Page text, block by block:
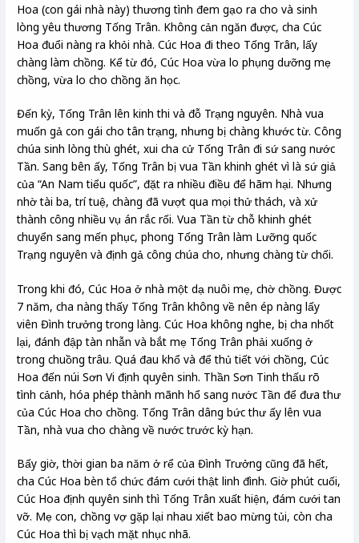
Hoa (con gái nhà này) thương tình đem gạo ra cho và sinh
lòng yêu thương Tống Trân. Không cản ngăn được, cha Cúc
Hoa đuổi nàng ra khỏi nhà. Cúc Hoa đi theo Tống Trân, lấy
chàng làm chồng. Kể từ đó, Cúc Hoa vừa lo phụng dưỡng mẹ
chồng, vừa lo cho chồng ăn học.
Đến kỳ, Tống Trân lên kinh thi và đỗ Trạng nguyên. Nhà vua
muốn gả con gái cho tân trạng, nhưng bị chàng khước từ. Công
chúa sinh lòng thù ghét, xui cha cử Tống Trân đi sứ sang nước
Tần. Sang bên ấy, Tống Trân bị vua Tần khinh ghét vì là sứ giả
của “An Nam tiểu quốc”, đặt ra nhiều điều để hãm hại. Nhưng
nhờ tài ba, trí tuệ, chàng đã vượt qua mọi thử thách, và xử
thành công nhiều vụ án rắc rối. Vua Tần từ chỗ khinh ghét
chuyển sang mến phục, phong Tống Trân làm Lưỡng quốc
Trạng nguyên và định gả công chúa cho, nhưng chàng từ chối.
Trong khi đó, Cúc Hoa ở nhà một dạ nuôi mẹ, chờ chồng. Được
7 năm, cha nàng thấy Tống Trân không về nên ép nàng lấy
viên Đình trưởng trong làng. Cúc Hoa không nghe, bị cha nhốt
lại, đánh đập tàn nhẫn và bắt mẹ Tống Trân phải xuống ở
trong chuồng trâu. Quá đau khổ và để thủ tiết với chồng, Cúc
Hoa đến núi Sơn Vi định quyên sinh. Thần Sơn Tinh thấu rõ
tình cảnh, hóa phép thành mãnh hổ sang nước Tần để đưa thư
của Cúc Hoa cho chồng. Tống Trân dâng bức thư ấy lên vua
Tần, nhà vua cho chàng về nước trước kỳ hạn.
Bấy giờ, thời gian ba năm ở rể của Đình Trưởng cũng đã hết,
cha Cúc Hoa bèn tổ chức đám cưới thật linh đình. Giờ phút cuối,
Cúc Hoa định quyên sinh thì Tống Trân xuất hiện, đám cưới tan
vỡ. Mẹ con, chồng vợ gặp lại nhau xiết bao mừng tủi, còn cha
Cúc Hoa thì bị vạch mặt nhục nhã.